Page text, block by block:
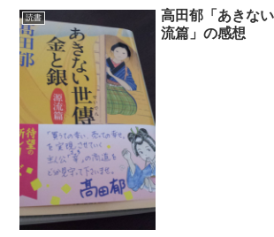
読書
高田郁「あきな
流篇」の感想